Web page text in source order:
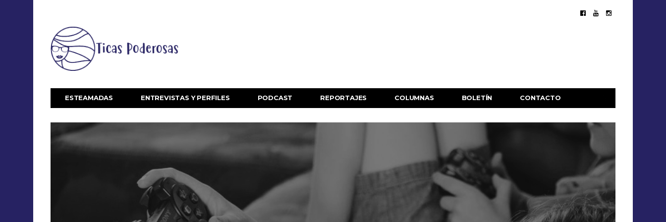
ESTEAMADAS ENTREVISTAS Y PERFILES PODCAST REPORTAJES COLUMNAS BOLETÍN CONTACTO